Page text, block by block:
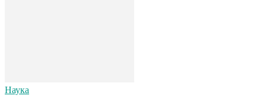
Наука